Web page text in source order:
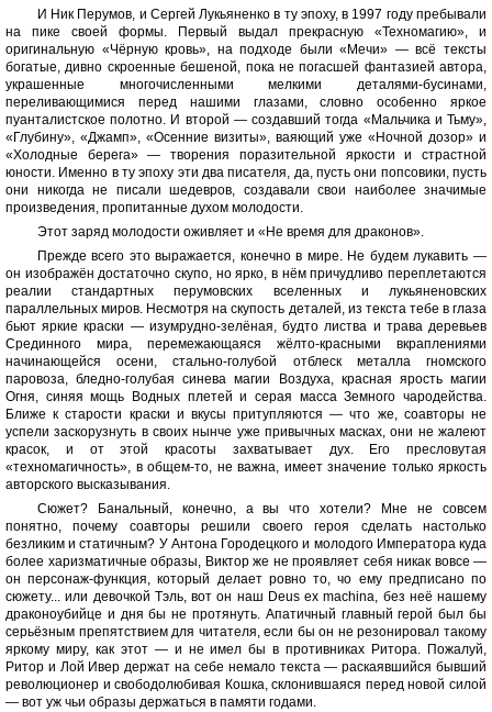
И Ник Перумов, и Сергей Лукьяненко в ту эпоху, в 1997 году пребывали
на пике своей формы. Первый выдал прекрасную «Техномагию», и
оригинальную «Чёрную кровь», на подходе были «Мечи» — всё тексты
богатые, дивно скроенные бешеной, пока не погасшей фантазией автора,
украшенные многочисленными мелкими деталями-бусинами,
переливающимися перед нашими глазами, словно особенно яркое
пуанталистское полотно. И второй — создавший тогда «Мальчика и Тьму»,
«Глубину», «Джамп», «Осенние визиты», ваяющий уже «Ночной дозор» и
«Холодные берега» — творения поразительной яркости и страстной
юности. Именно в ту эпоху эти два писателя, да, пусть они попсовики, пусть
они никогда не писали шедевров, создавали свои наиболее значимые
произведения, пропитанные духом молодости.
Этот заряд молодости оживляет и «Не время для драконов».
Прежде всего это выражается, конечно в мире. Не будем лукавить —
он изображён достаточно скупо, но ярко, в нём причудливо переплетаются
реалии стандартных перумовских вселенных и лукьяненовских
параллельных миров. Несмотря на скупость деталей, из текста тебе в глаза
бьют яркие краски — изумрудно-зелёная, будто листва и трава деревьев
Срединного мира, перемежающаяся жёлто-красными вкраплениями
начинающейся осени, стально-голубой отблеск металла гномского
паровоза, бледно-голубая синева магии Воздуха, красная ярость магии
Огня, синяя мощь Водных плетей и серая масса Земного чародейства.
Ближе к старости краски и вкусы притупляются — что же, соавторы не
успели заскорузнуть в своих нынче уже привычных масках, они не жалеют
красок, и от этой красоты захватывает дух. Его пресловутая
«техномагичность», в общем-то, не важна, имеет значение только яркость
авторского высказывания.
Сюжет? Банальный, конечно, а вы что хотели? Мне не совсем
понятно, почему соавторы решили своего героя сделать настолько
безликим и статичным? У Антона Городецкого и молодого Императора куда
более харизматичные образы, Виктор же не проявляет себя никак вовсе —
он персонаж-функция, который делает ровно то, чо ему предписано по
сюжету... или девочкой Тэль, вот он наш Deus ex machina, без неё нашему
драконоубийце и дня бы не протянуть. Апатичный главный герой был бы
серьёзным препятствием для читателя, если бы он не резонировал такому
яркому миру, как этот — и не имел бы в противниках Ритора. Пожалуй,
Ритор и Лой Ивер держат на себе немало текста — раскаявшийся бывший
революционер и свободолюбивая Кошка, склонившаяся перед новой силой
— вот уж чьи образы держаться в памяти годами.